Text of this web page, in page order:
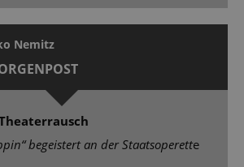
Nemitz
begeistert an der Staatsoperette